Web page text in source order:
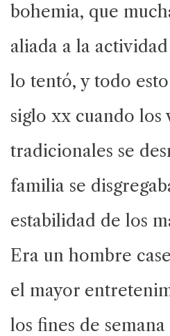
bohemia, que
aliada a la
lo tentó, y todo
siglo xx cuando los
tradicionales se
familia se
estabilidad de los
Era un hombre
el mayor
los fines de